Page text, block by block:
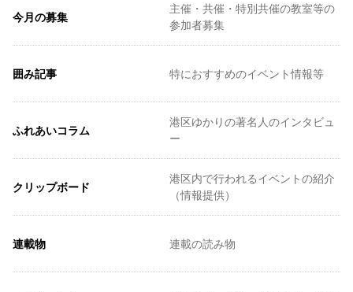
今月の募集
主催・共催・特別共催の教室等の
参加者募集
囲み記事 特におすすめのイベント情報等
ふれあいコラム
港区ゆかりの著名人のインタビュ
ー
クリップボード
港区内で行われるイベントの紹介
（情報提供）
連載物 連載の読み物